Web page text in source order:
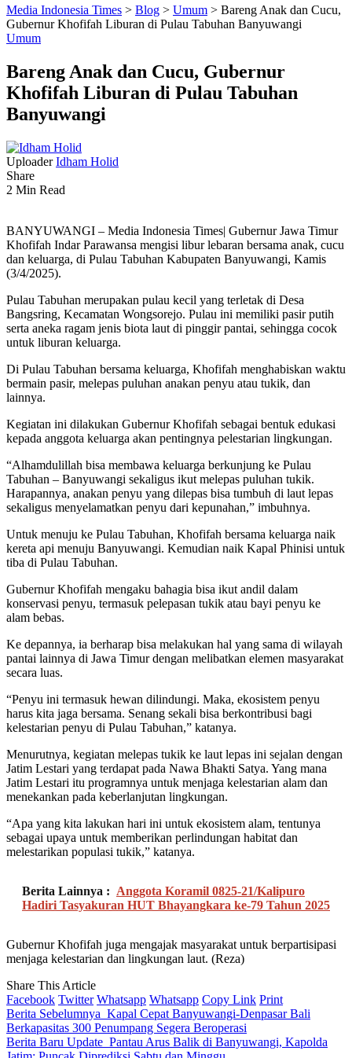
Media Indonesia Times > Blog > Umum > Bareng Anak dan Cucu,
Gubernur Khofifah Liburan di Pulau Tabuhan Banyuwangi
Umum
Bareng Anak dan Cucu, Gubernur
Khofifah Liburan di Pulau Tabuhan
Banyuwangi
Uploader Idham Holid
Share
2 Min Read
BANYUWANGI – Media Indonesia Times| Gubernur Jawa Timur
Khofifah Indar Parawansa mengisi libur lebaran bersama anak, cucu
dan keluarga, di Pulau Tabuhan Kabupaten Banyuwangi, Kamis
(3/4/2025).
Pulau Tabuhan merupakan pulau kecil yang terletak di Desa
Bangsring, Kecamatan Wongsorejo. Pulau ini memiliki pasir putih
serta aneka ragam jenis biota laut di pinggir pantai, sehingga cocok
untuk liburan keluarga.
Di Pulau Tabuhan bersama keluarga, Khofifah menghabiskan waktu
bermain pasir, melepas puluhan anakan penyu atau tukik, dan
lainnya.
Kegiatan ini dilakukan Gubernur Khofifah sebagai bentuk edukasi
kepada anggota keluarga akan pentingnya pelestarian lingkungan.
“Alhamdulillah bisa membawa keluarga berkunjung ke Pulau
Tabuhan – Banyuwangi sekaligus ikut melepas puluhan tukik.
Harapannya, anakan penyu yang dilepas bisa tumbuh di laut lepas
sekaligus menyelamatkan penyu dari kepunahan,” imbuhnya.
Untuk menuju ke Pulau Tabuhan, Khofifah bersama keluarga naik
kereta api menuju Banyuwangi. Kemudian naik Kapal Phinisi untuk
tiba di Pulau Tabuhan.
Gubernur Khofifah mengaku bahagia bisa ikut andil dalam
konservasi penyu, termasuk pelepasan tukik atau bayi penyu ke
alam bebas.
Ke depannya, ia berharap bisa melakukan hal yang sama di wilayah
pantai lainnya di Jawa Timur dengan melibatkan elemen masyarakat
secara luas.
“Penyu ini termasuk hewan dilindungi. Maka, ekosistem penyu
harus kita jaga bersama. Senang sekali bisa berkontribusi bagi
kelestarian penyu di Pulau Tabuhan,” katanya.
Menurutnya, kegiatan melepas tukik ke laut lepas ini sejalan dengan
Jatim Lestari yang terdapat pada Nawa Bhakti Satya. Yang mana
Jatim Lestari itu programnya untuk menjaga kelestarian alam dan
menekankan pada keberlanjutan lingkungan.
“Apa yang kita lakukan hari ini untuk ekosistem alam, tentunya
sebagai upaya untuk memberikan perlindungan habitat dan
melestarikan populasi tukik,” katanya.
Berita Lainnya : Anggota Koramil 0825-21/Kalipuro
Hadiri Tasyakuran HUT Bhayangkara ke-79 Tahun 2025
Gubernur Khofifah juga mengajak masyarakat untuk berpartisipasi
menjaga kelestarian dan lingkungan laut. (Reza)
Share This Article
Facebook Twitter Whatsapp Whatsapp Copy Link Print
Berita Sebelumnya Kapal Cepat Banyuwangi-Denpasar Bali
Berkapasitas 300 Penumpang Segera Beroperasi
Berita Baru Update Pantau Arus Balik di Banyuwangi, Kapolda